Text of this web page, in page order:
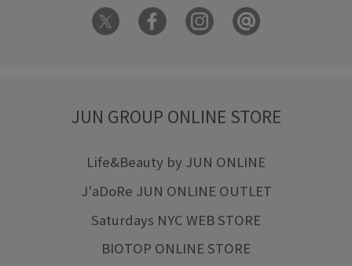
JUN GROUP ONLINE STORE
Life&Beauty by JUN ONLINE
J'aDoRe JUN ONLINE OUTLET
Saturdays NYC WEB STORE
BIOTOP ONLINE STORE